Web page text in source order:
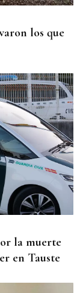
los que
la muerte
en Tauste